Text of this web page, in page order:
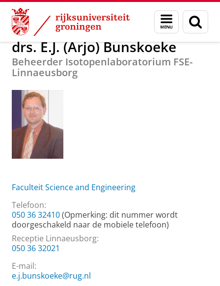
Skip
Content
Skip
Navigation
Menu
en
zoeken
Over ons drs. E.J. (Arjo) Bunskoeke
drs. E.J. (Arjo) Bunskoeke
Beheerder Isotopenlaboratorium FSE-
Linnaeusborg
Faculteit Science and Engineering
Telefoon:
050 36 32410(Opmerking: dit nummer wordt
doorgeschakeld naar de mobiele telefoon)
Receptie Linnaeusborg:
050 36 32021
E-mail:
e.j.bunskoeke@rug.nl